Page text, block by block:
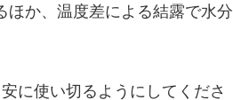
ほか、温度差による結露で水分
に使い切るようにしてくださ